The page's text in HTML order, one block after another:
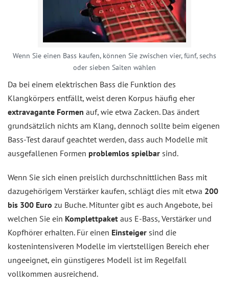
Wenn Sie einen Bass kaufen, können Sie zwischen vier, fünf, sechs
oder sieben Saiten wählen
Da bei einem elektrischen Bass die Funktion des
Klangkörpers entfällt, weist deren Korpus häufig eher
extravagante Formen auf, wie etwa Zacken. Das ändert
grundsätzlich nichts am Klang, dennoch sollte beim eigenen
Bass-Test darauf geachtet werden, dass auch Modelle mit
ausgefallenen Formen problemlos spielbar sind.
Wenn Sie sich einen preislich durchschnittlichen Bass mit
dazugehörigem Verstärker kaufen, schlägt dies mit etwa 200
bis 300 Euro zu Buche. Mitunter gibt es auch Angebote, bei
welchen Sie ein Komplettpaket aus E-Bass, Verstärker und
Kopfhörer erhalten. Für einen Einsteiger sind die
kostenintensiveren Modelle im viertstelligen Bereich eher
ungeeignet, ein günstigeres Modell ist im Regelfall
vollkommen ausreichend.